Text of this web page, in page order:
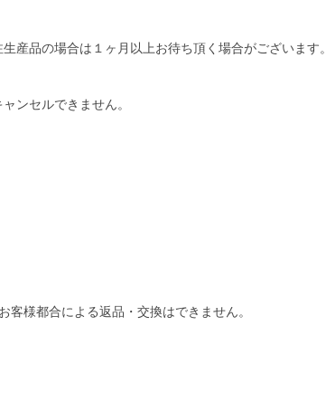
産品の場合は１ヶ月以上お待ち頂く場合がございます。
ンセルできません。
様都合による返品・交換はできません。